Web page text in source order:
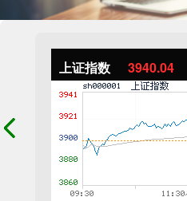
上证指数 3940.04